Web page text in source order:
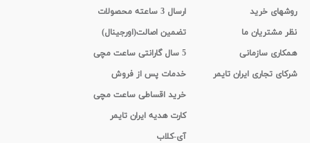
روشهای خرید
نظر مشتریان ما
همکاری سازمانی
شرکای تجاری ایران تایمر
ارسال 3 ساعته محصولات
تضمین اصالت(اورجینال)
5 سال گارانتی ساعت مچی
خدمات پس از فروش
خرید اقساطی ساعت مچی
کارت هدیه ایران تایمر
آی-کلاب